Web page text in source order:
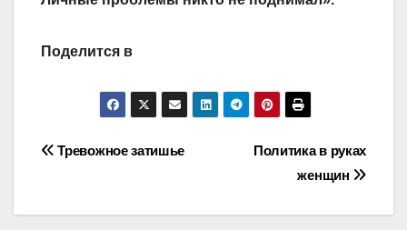
Поделится в
Навигация
Политика в руках
женщин
Тревожное затишье